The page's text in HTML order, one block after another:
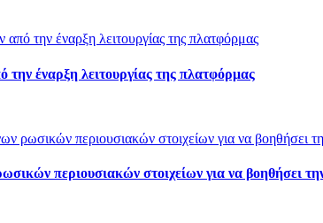
έναρξη λειτουργίας της πλατφόρμας
περιουσιακών στοιχείων για να βοηθήσει